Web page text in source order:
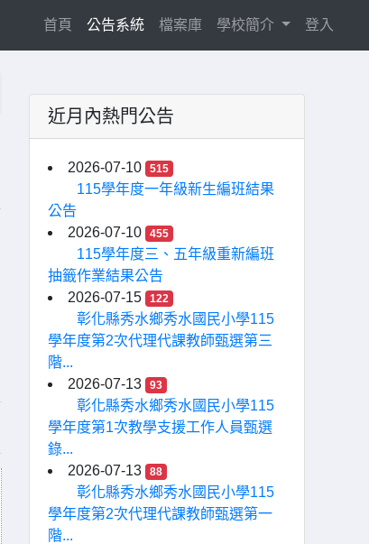
首頁 (current)
公告系統 檔案庫 學校簡介 登入
近月內熱門公告
2026-07-10 515
115學年度一年級新生編班結果
公告
2026-07-10
455
115學年度三、五年級重新編班
抽籤作業結果公告
2026-07-15
122
彰化縣秀水鄉秀水國民小學115
學年度第2次代理代課教師甄選第三
階...
2026-07-13
93
彰化縣秀水鄉秀水國民小學115
學年度第1次教學支援工作人員甄選
錄...
2026-07-13
88
彰化縣秀水鄉秀水國民小學115
學年度第2次代理代課教師甄選第一
階...